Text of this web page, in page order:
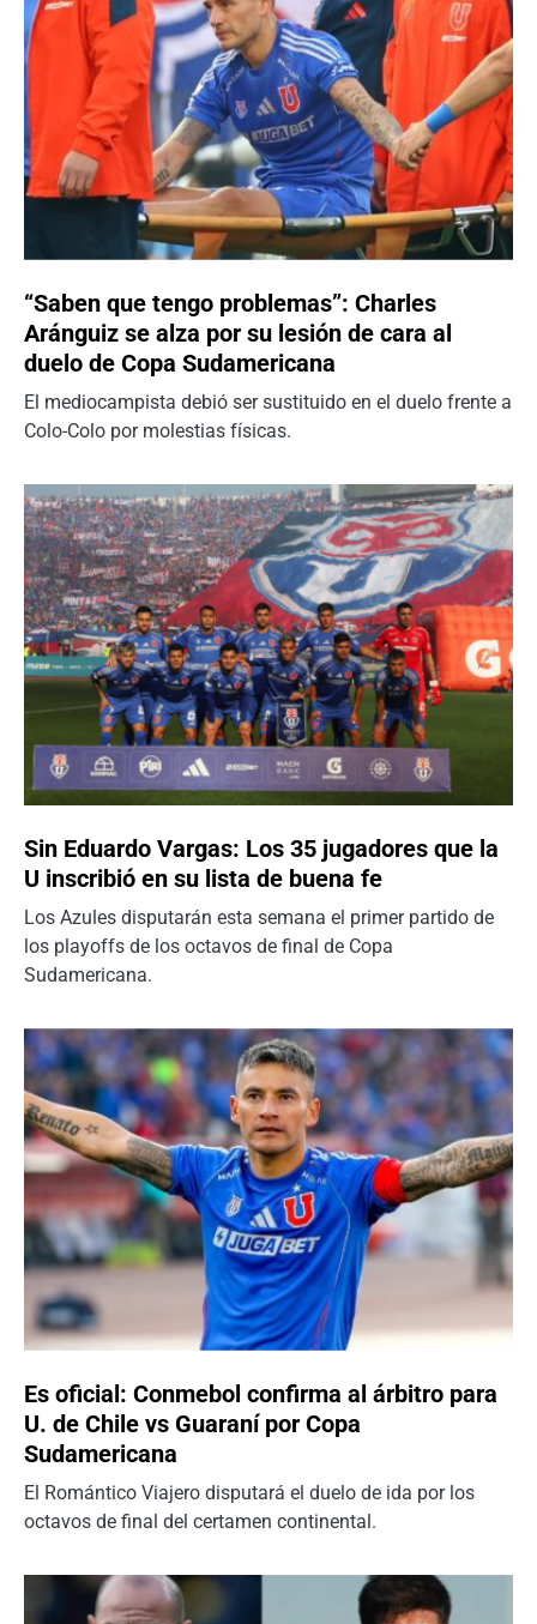
“Saben que tengo problemas”: Charles
Aránguiz se alza por su lesión de cara al
duelo de Copa Sudamericana
El mediocampista debió ser sustituido en el duelo frente a
Colo-Colo por molestias físicas.
Sin Eduardo Vargas: Los 35 jugadores que la
U inscribió en su lista de buena fe
Los Azules disputarán esta semana el primer partido de
los playoffs de los octavos de final de Copa
Sudamericana.
Es oficial: Conmebol confirma al árbitro para
U. de Chile vs Guaraní por Copa
Sudamericana
El Romántico Viajero disputará el duelo de ida por los
octavos de final del certamen continental.